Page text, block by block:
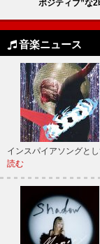
ポジティブ”な2
音楽ニュース
インスパイアソングと
読む